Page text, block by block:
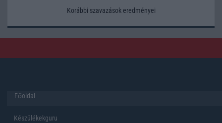
Korábbi szavazások eredményei
Főoldal
Készülékekguru